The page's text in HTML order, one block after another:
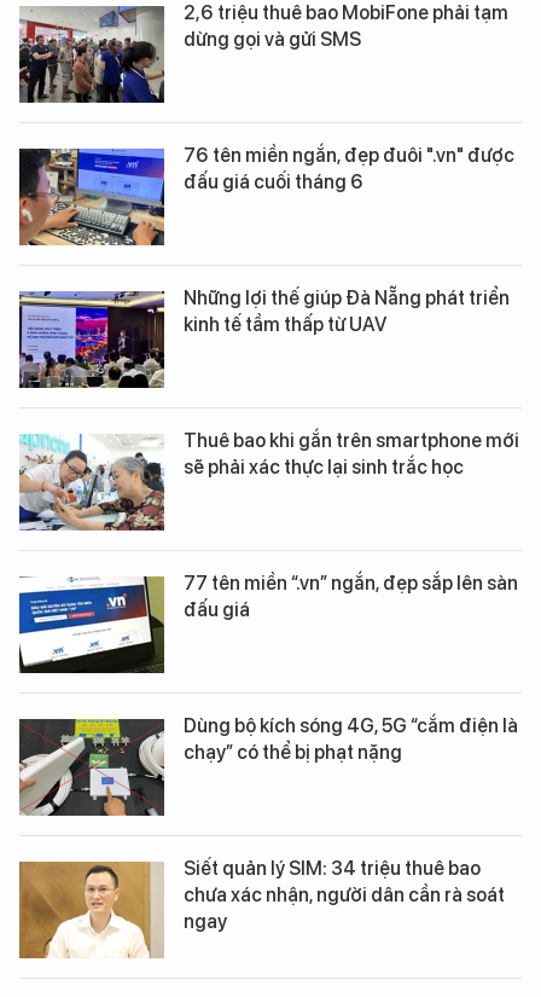
2,6 triệu thuê bao MobiFone phải tạm
dừng gọi và gửi SMS
76 tên miền ngắn, đẹp đuôi ".vn" được
đấu giá cuối tháng 6
Những lợi thế giúp Đà Nẵng phát triển
kinh tế tầm thấp từ UAV
Thuê bao khi gắn trên smartphone mới
sẽ phải xác thực lại sinh trắc học
77 tên miền “.vn” ngắn, đẹp sắp lên sàn
đấu giá
Dùng bộ kích sóng 4G, 5G “cắm điện là
chạy” có thể bị phạt nặng
Siết quản lý SIM: 34 triệu thuê bao
chưa xác nhận, người dân cần rà soát
ngay